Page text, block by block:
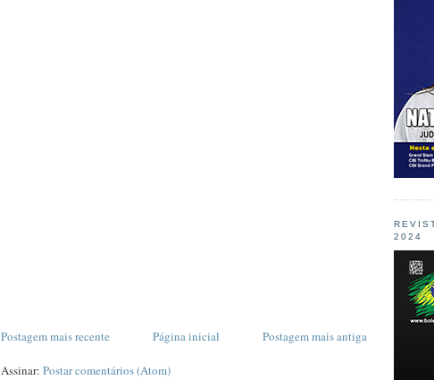
Postagem mais recente Postagem mais antiga
Página inicial
Assinar: Postar comentários (Atom)
2024